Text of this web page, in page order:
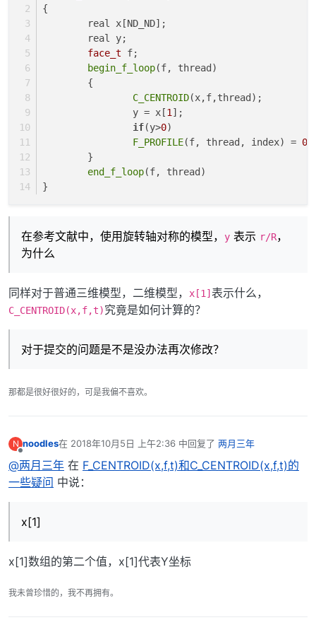
{
	real x[ND_ND];
	real y;
face_t f;
begin_f_loop(f, thread)
	{
C_CENTROID(x,f,thread);
		y = x[
1 ];
if(y>0)
F_PROFILE(f, thread, index) =
	}
end_f_loop(f, thread)
}
在参考文献中，使用旋转轴对称的模型， y 表示 r/R，
为什么
同样对于普通三维模型，二维模型， x[1] 表示什么，
C_CENTROID(x,f,t)究竟是如何计算的？
对于提交的问题是不是没办法再次修改？
那都是很好很好的，可是我偏不喜欢。
N noodles在 2018年10月5日 上午2:36 中回复了 两月三年
最后由 编辑
@两月三年 在 F_CENTROID(x,f,t)和C_CENTROID(x,f,t)的
一些疑问 中说：
x[1]
x[1]数组的第二个值，x[1]代表Y坐标
我未曾珍惜的，我不再拥有。